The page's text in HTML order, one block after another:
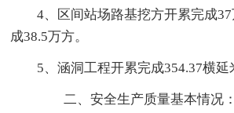
4、区间站场路基挖方开累完成
成38.5万方。
5、涵洞工程开累完成354.37横延
二、安全生产质量基本情况